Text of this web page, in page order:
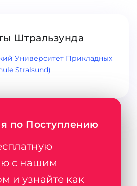
Штральзунда
Университет Прикладных
Stralsund)
по Поступлению
с нашим
и узнайте как